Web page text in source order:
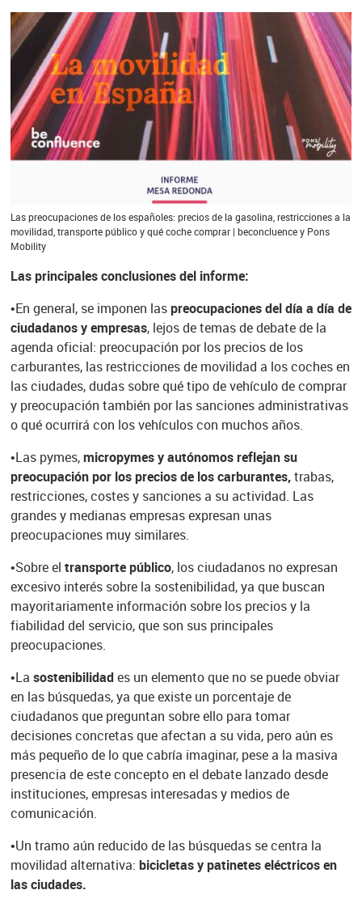
Las preocupaciones de los españoles: precios de la gasolina, restricciones a la
movilidad, transporte público y qué coche comprar | beconcluence y Pons
Mobility
Las principales conclusiones del informe:
•En general, se imponen laspreocupaciones del día a día de
ciudadanos y empresas, lejos de temas de debate de la
agenda oficial: preocupación por los precios de los
carburantes, las restricciones de movilidad a los coches en
las ciudades, dudas sobre qué tipo de vehículo de comprar
y preocupación también por las sanciones administrativas
o qué ocurrirá con los vehículos con muchos años.
•Las pymes,micropymes y autónomos reflejan su
preocupación por los precios de los carburantes,trabas,
restricciones, costes y sanciones a su actividad. Las
grandes y medianas empresas expresan unas
preocupaciones muy similares.
•Sobre el transporte público, los ciudadanos no expresan
excesivo interés sobre la sostenibilidad, ya que buscan
mayoritariamente información sobre los precios y la
fiabilidad del servicio, que son sus principales
preocupaciones.
•La sostenibilidades un elemento que no se puede obviar
en las búsquedas, ya que existe un porcentaje de
ciudadanos que preguntan sobre ello para tomar
decisiones concretas que afectan a su vida, pero aún es
más pequeño de lo que cabría imaginar, pese a la masiva
presencia de este concepto en el debate lanzado desde
instituciones, empresas interesadas y medios de
comunicación.
•Un tramo aún reducido de las búsquedas se centra la
movilidad alternativa: bicicletas y patinetes eléctricos en
las ciudades.